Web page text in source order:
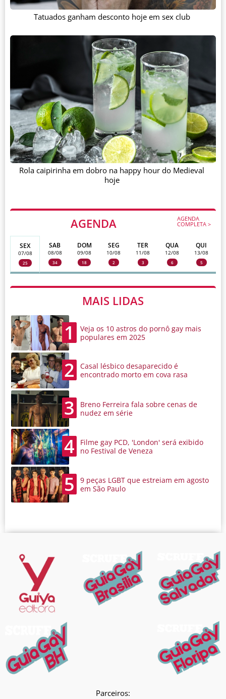
AGENDA AGENDA
COMPLETA >
SEX
07/08
25
SAB
08/08
34
DOM
09/08
18
SEG
10/08
2
TER
11/08
3
QUA
12/08
6
QUI
13/08
5
MAIS LIDAS
1
Veja os 10 astros do pornô gay mais
populares em 2025
2
Casal lésbico desaparecido é
encontrado morto em cova rasa
3
Breno Ferreira fala sobre cenas de
nudez em série
4
Filme gay PCD, 'London' será exibido
no Festival de Veneza
5
9 peças LGBT que estreiam em agosto
em São Paulo
Tatuados ganham desconto hoje em sex club
Rola caipirinha em dobro na happy hour do Medieval
hoje
Parceiros: